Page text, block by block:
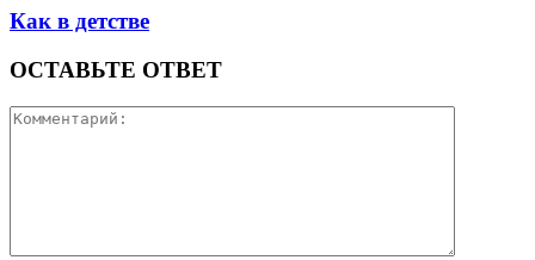
Как в детстве
ОСТАВЬТЕ ОТВЕТ